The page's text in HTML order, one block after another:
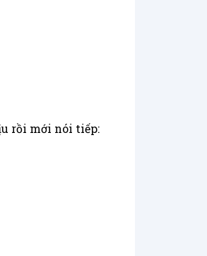
rồi mới nói tiếp: